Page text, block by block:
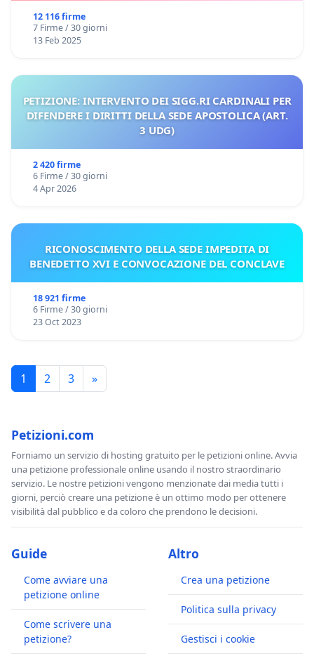
12 116 firme
7 Firme / 30 giorni
13 Feb 2025
PETIZIONE: INTERVENTO DEI SIGG.RI CARDINALI PER
DIFENDERE I DIRITTI DELLA SEDE APOSTOLICA (ART.
3 UDG)
2 420 firme
6 Firme / 30 giorni
4 Apr 2026
RICONOSCIMENTO DELLA SEDE IMPEDITA DI
BENEDETTO XVI E CONVOCAZIONE DEL CONCLAVE
18 921 firme
6 Firme / 30 giorni
23 Oct 2023
1 2 3 »
Petizioni.com
Forniamo un servizio di hosting gratuito per le petizioni online. Avvia
una petizione professionale online usando il nostro straordinario
servizio. Le nostre petizioni vengono menzionate dai media tutti i
giorni, perciò creare una petizione è un ottimo modo per ottenere
visibilità dal pubblico e da coloro che prendono le decisioni.
Guide
Come avviare una
petizione online
Come scrivere una
petizione?
Altro
Crea una petizione
Politica sulla privacy
Gestisci i cookie